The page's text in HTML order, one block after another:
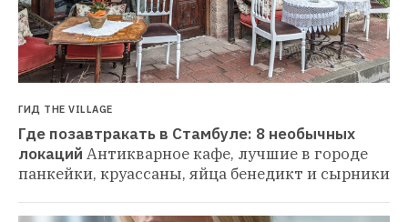
ГИД THE VILLAGE
Где позавтракать в Стамбуле: 8 необычных
локаций Антикварное кафе, лучшие в городе
панкейки, круассаны, яйца бенедикт и сырники